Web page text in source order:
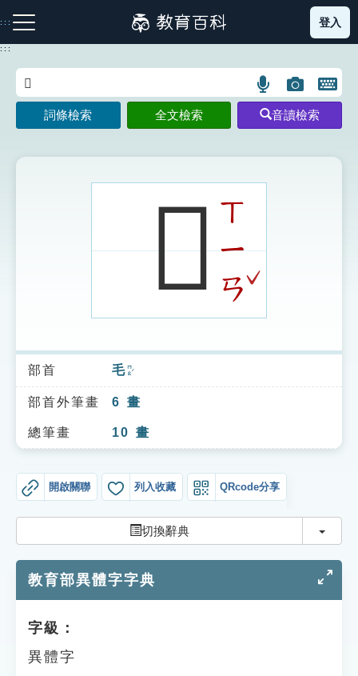
到
主
:::
注音索引圖示 筆畫索引圖示 部首索引表圖示
索引選單
知識索引
單字索引
貓頭鷹博士
登入
:::
語
言
搜
示
圖
片
搜
開
鍵
圖
詞條檢索 全文檢索 音讀檢索
𣭟ㄒ
ㄧ
ㄢ
ˇ
部首 毛ㄇㄠˊ
部首外筆畫 6 畫
總筆畫 10 畫
開啟關聯 列入收藏 QRcode分享
切換辭典 切換
教育部異體字字典
字級：
異體字